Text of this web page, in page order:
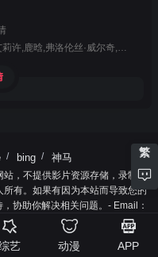
哈里·斯泰尔斯,碧丽·艾莉许,鹿晗,弗洛伦丝·威尔奇,艾丽·范宁
繁
bing 神马
，不提供影片资源存储，录制、
有。如果有因为本站而导致您的
协助你解决相关问题。- Email：
艺 动漫 APP